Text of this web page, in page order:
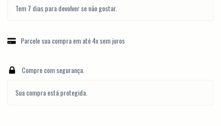
Tem 7 dias para devolver se não gostar.
Parcele sua compra em até 4x sem juros
Compre com segurança.
Sua compra está protegida.